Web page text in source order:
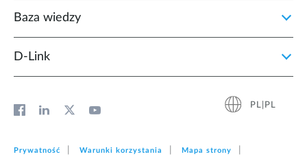
Baza wiedzy
D‑Link
PL|PL
Prywatność Warunki korzystania Mapa strony